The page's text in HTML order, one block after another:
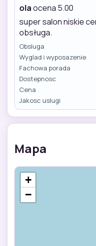
olaocena 5.00
super salon niskie
obsługa.
Obsluga
Wyglad i wyposazenie
Fachowa porada
Dostepnosc
Cena
Jakosc uslugi
Mapa
+
−